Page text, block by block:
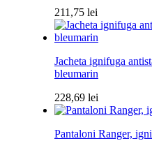
211,75 lei
Jacheta ignifuga
bleumarin
228,69 lei
Pantaloni Ranger,